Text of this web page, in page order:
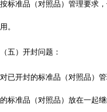
按标准品（对照品）管理要求
用。
（五）开封问题：
对已开封的标准品（对照品）
的标准品（对照品）放在一起